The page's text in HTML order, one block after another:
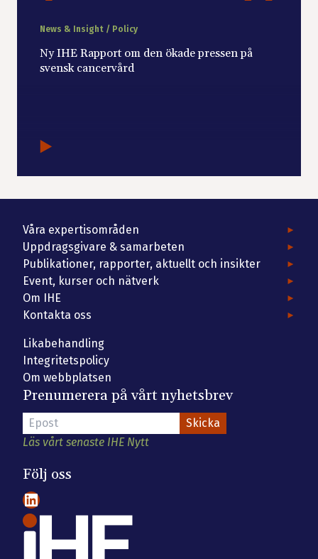
News & Insight / Policy
Ny IHE Rapport om den ökade pressen på
svensk cancervård
Våra expertisområden
Uppdragsgivare & samarbeten
Publikationer, rapporter, aktuellt och insikter
Event, kurser och nätverk
Om IHE
Kontakta oss
Likabehandling
Integritetspolicy
Om webbplatsen
Prenumerera på vårt nyhetsbrev
Läs vårt senaste IHE Nytt
Följ oss
LinkedIn